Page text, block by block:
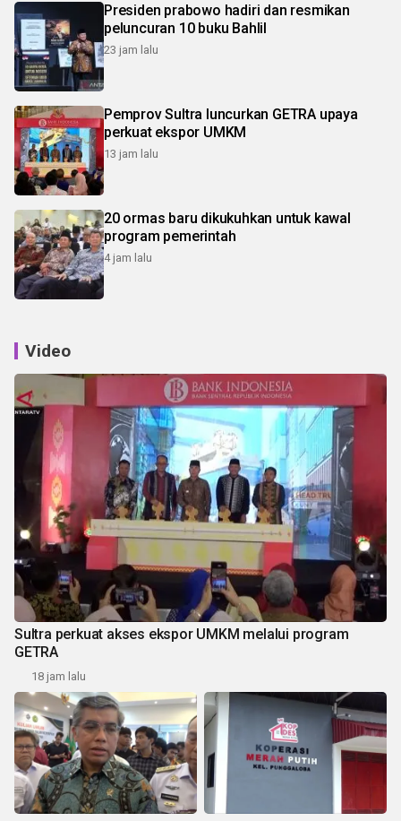
Presiden prabowo hadiri dan resmikan
peluncuran 10 buku Bahlil
23 jam lalu
Pemprov Sultra luncurkan GETRA upaya
perkuat ekspor UMKM
13 jam lalu
20 ormas baru dikukuhkan untuk kawal
program pemerintah
4 jam lalu
Video
Sultra perkuat akses ekspor UMKM melalui program
GETRA
18 jam lalu